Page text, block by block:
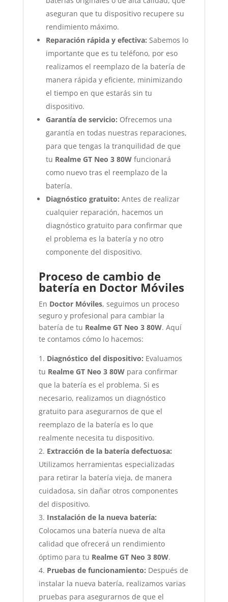
aseguran que tu dispositivo recupere su
rendimiento máximo.
Reparación rápida y efectiva: Sabemos lo
importante que es tu teléfono, por eso
realizamos el reemplazo de la batería de
manera rápida y eficiente, minimizando
el tiempo en que estarás sin tu
dispositivo.
Garantía de servicio: Ofrecemos una
garantía en todas nuestras reparaciones,
para que tengas la tranquilidad de que
tu Realme GT Neo 3 80Wfuncionará
como nuevo tras el reemplazo de la
batería.
Diagnóstico gratuito: Antes de realizar
cualquier reparación, hacemos un
diagnóstico gratuito para confirmar que
el problema es la batería y no otro
componente del dispositivo.
Proceso de cambio de
batería en Doctor Móviles
En Doctor Móviles, seguimos un proceso
seguro y profesional para cambiar la
batería de tu Realme GT Neo 3 80W. Aquí
te contamos cómo lo hacemos:
Diagnóstico del dispositivo: Evaluamos
tu Realme GT Neo 3 80Wpara confirmar
que la batería es el problema. Si es
necesario, realizamos un diagnóstico
gratuito para asegurarnos de que el
reemplazo de la batería es lo que
realmente necesita tu dispositivo.
Extracción de la batería defectuosa:
Utilizamos herramientas especializadas
para retirar la batería vieja, de manera
cuidadosa, sin dañar otros componentes
del dispositivo.
Instalación de la nueva batería:
Colocamos una batería nueva de alta
calidad que ofrecerá un rendimiento
óptimo para tu Realme GT Neo 3 80W.
Pruebas de funcionamiento: Después de
instalar la nueva batería, realizamos varias
pruebas para asegurarnos de que el